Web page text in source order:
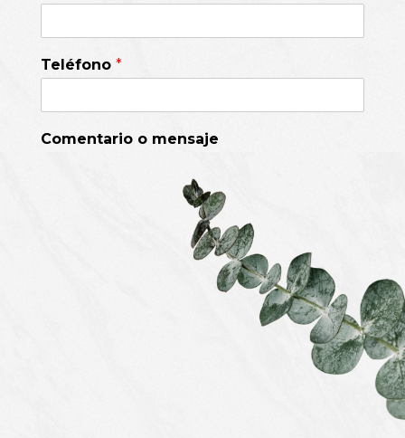
Teléfono *
Comentario o mensaje
0 de 500 caracteres máximos.